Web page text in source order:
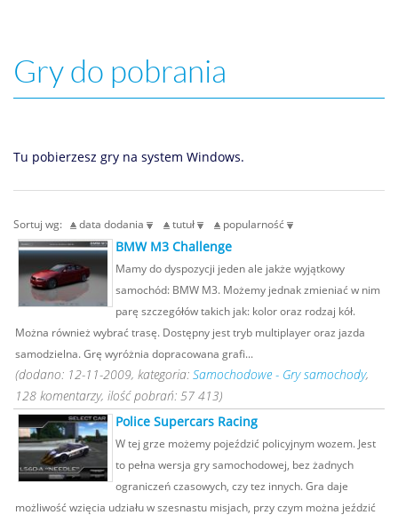
Gry do pobrania
Tu pobierzesz gry na system Windows.
Sortuj wg: data dodania tutuł popularność
BMW M3 Challenge
Mamy do dyspozycji jeden ale jakże wyjątkowy
samochód: BMW M3. Możemy jednak zmieniać w nim
parę szczegółów takich jak: kolor oraz rodzaj kół.
Można również wybrać trasę. Dostępny jest tryb multiplayer oraz jazda
samodzielna. Grę wyróżnia dopracowana grafi...
(dodano: 12-11-2009, kategoria: Samochodowe - Gry samochody,
128 komentarzy, ilość pobrań: 57 413)
Police Supercars Racing
W tej grze możemy pojeździć policyjnym wozem. Jest
to pełna wersja gry samochodowej, bez żadnych
ograniczeń czasowych, czy tez innych. Gra daje
możliwość wzięcia udziału w szesnastu misjach, przy czym można jeździć